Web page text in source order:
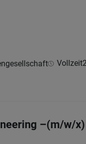
Vollzeit
–(m/w/x)